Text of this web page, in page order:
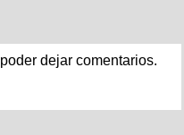
dejar comentarios.